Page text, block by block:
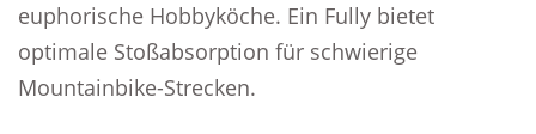
euphorische Hobbyköche. Ein Fully bietet
optimale Stoßabsorption für schwierige
Mountainbike-Strecken.